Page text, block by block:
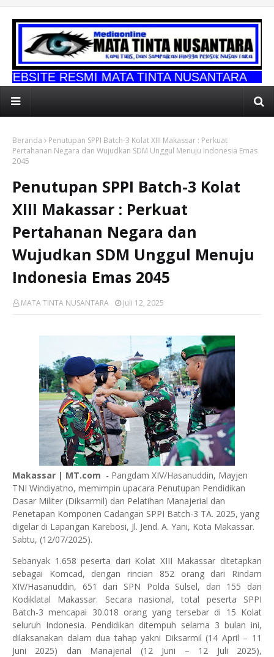
MATA TINTA NUSANTARA
Beranda
Penutupan SPPI Batch-3 Kolat XIII Makassar : Perkuat
Pertahanan Negara dan Wujudkan SDM Unggul Menuju Indonesia Emas
2045
Penutupan SPPI Batch-3 Kolat
XIII Makassar : Perkuat
Pertahanan Negara dan
Wujudkan SDM Unggul Menuju
Indonesia Emas 2045
MATA TINTA NUSANTARA Juli 12, 2025
Makassar | MT.com - Pangdam XIV/Hasanuddin, Mayjen
TNI Windiyatno, memimpin upacara Penutupan Pendidikan
Dasar Militer (Diksarmil) dan Pelatihan Manajerial dan
Penetapan Komponen Cadangan SPPI Batch-3 TA. 2025, yang
digelar di Lapangan Karebosi, Jl. Jend. A. Yani, Kota Makassar.
Sabtu, (12/07/2025).
Sebanyak 1.658 peserta dari Kolat XIII Makassar ditetapkan
sebagai Komcad, dengan rincian 852 orang dari Rindam
XIV/Hasanuddin, 651 dari SPN Polda Sulsel, dan 155 dari
Kodiklatal Makassar. Secara nasional, total peserta SPPI
Batch-3 mencapai 30.018 orang yang tersebar di 15 Kolat
seluruh Indonesia. Pendidikan ditempuh selama 3 bulan ini,
dilaksanakan dalam dua tahap yakni Diksarmil (14 April – 11
Juni 2025) dan Manajerial (12 Juni – 12 Juli 2025),